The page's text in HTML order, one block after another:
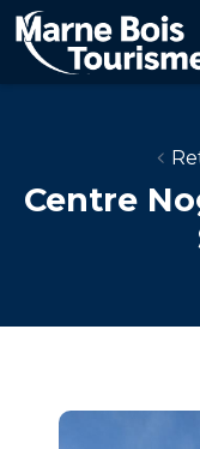
Aller
au
contenu
principal
Centre